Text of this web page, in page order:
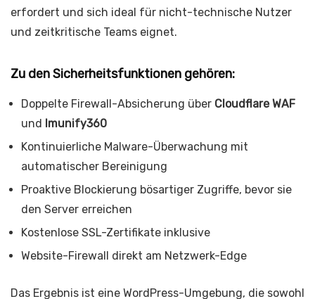
erfordert und sich ideal für nicht-technische Nutzer
und zeitkritische Teams eignet.
Zu den Sicherheitsfunktionen gehören:
Doppelte Firewall-Absicherung über Cloudflare WAF
und Imunify360
Kontinuierliche Malware-Überwachung mit
automatischer Bereinigung
Proaktive Blockierung bösartiger Zugriffe, bevor sie
den Server erreichen
Kostenlose SSL-Zertifikate inklusive
Website-Firewall direkt am Netzwerk-Edge
Das Ergebnis ist eine WordPress-Umgebung, die sowohl